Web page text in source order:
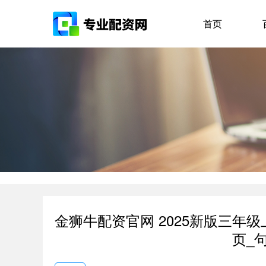
首页
金狮牛配资官网 2025新版三年
页_